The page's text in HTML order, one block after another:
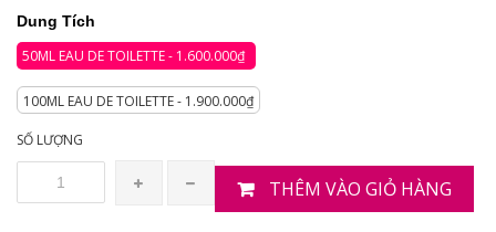
Dung Tích
50ML EAU DE TOILETTE - 1.600.000₫
100ML EAU DE TOILETTE - 1.900.000₫
SỐ LƯỢNG
THÊM VÀO GIỎ HÀNG